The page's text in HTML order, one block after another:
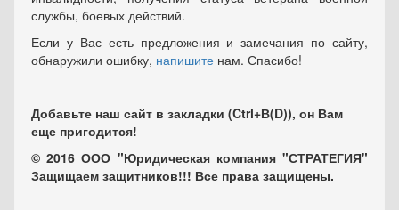
службы, боевых действий.
Если у Вас есть предложения и замечания по сайту,
обнаружили ошибку, напишите нам. Спасибо!
Добавьте наш сайт в закладки (Ctrl+В(D)), он Вам
еще пригодится!
© 2016 ООО "Юридическая компания "СТРАТЕГИЯ"
Защищаем защитников!!! Все права защищены.